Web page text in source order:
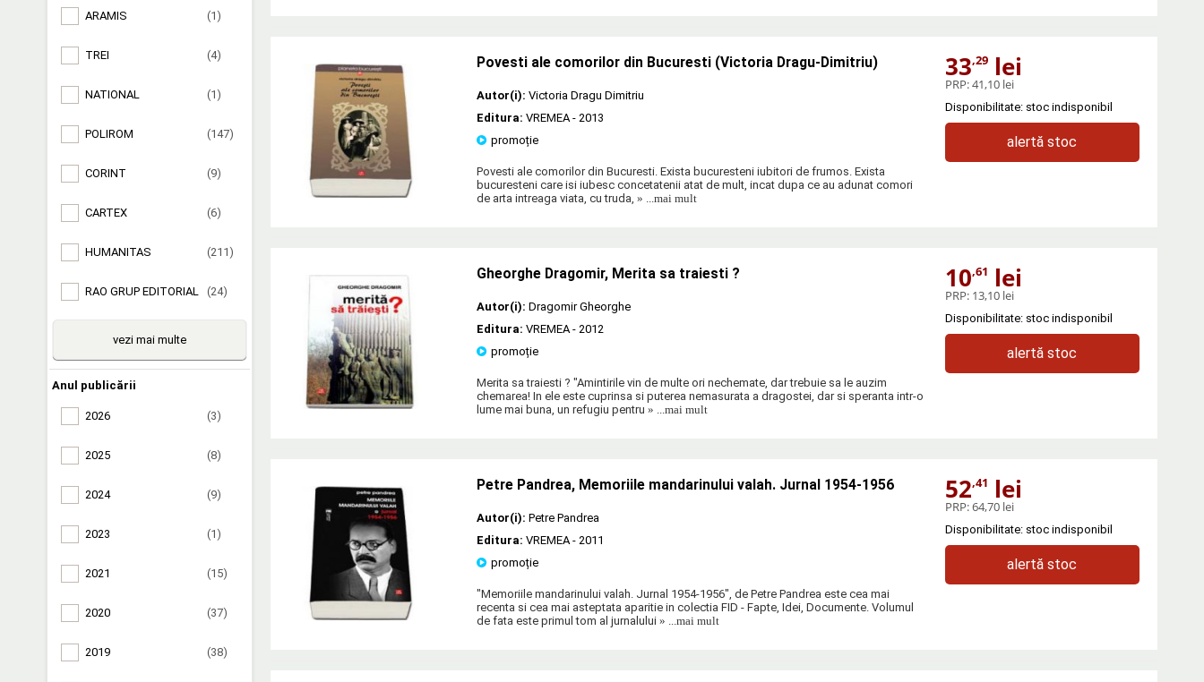
ARAMIS (1)
TREI (4)
NATIONAL (1)
POLIROM (147)
CORINT (9)
CARTEX (6)
HUMANITAS (211)
RAO GRUP EDITORIAL (24)
vezi mai multe
Anul publicării
2026 (3)
2025 (8)
2024 (9)
2023 (1)
2021 (15)
2020 (37)
2019 (38)
Povesti ale comorilor din Bucuresti (Victoria Dragu-Dimitriu)
Autor(i): Victoria Dragu Dimitriu
Editura: VREMEA - 2013
promoție
Povesti ale comorilor din Bucuresti. Exista bucuresteni iubitori de frumos. Exista
bucuresteni care isi iubesc concetatenii atat de mult, incat dupa ce au adunat comori
de arta intreaga viata, cu truda, » ...mai mult
33,29lei
PRP:41,10 lei
Disponibilitate: stoc indisponibil
alertă stoc
Gheorghe Dragomir, Merita sa traiesti ?
Autor(i): Dragomir Gheorghe
Editura: VREMEA - 2012
promoție
Merita sa traiesti ? "Amintirile vin de multe ori nechemate, dar trebuie sa le auzim
chemarea! In ele este cuprinsa si puterea nemasurata a dragostei, dar si speranta intr-o
lume mai buna, un refugiu pentru » ...mai mult
10,61 lei
PRP: 13,10 lei
Disponibilitate: stoc indisponibil
alertă stoc
Petre Pandrea, Memoriile mandarinului valah. Jurnal 1954-1956
Autor(i): Petre Pandrea
Editura: VREMEA - 2011
promoție
"Memoriile mandarinului valah. Jurnal 1954-1956", de Petre Pandrea este cea mai
recenta si cea mai asteptata aparitie in colectia FID - Fapte, Idei, Documente. Volumul
de fata este primul tom al jurnalului » ...mai mult
52,41 lei
PRP:64,70 lei
Disponibilitate: stoc indisponibil
alertă stoc